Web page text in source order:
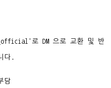
로 DM 으로 교환 및 반
다.
담